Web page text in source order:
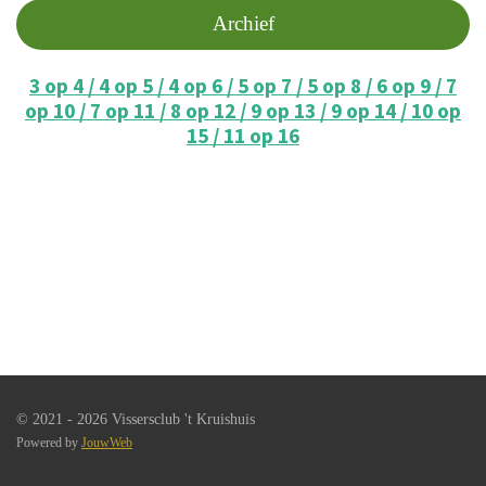
Archief
3 op 4 / 4 op 5 / 4 op 6 / 5 op 7 / 5 op 8 / 6 op 9 / 7
op 10 / 7 op 11 / 8 op 12 / 9 op 13 / 9 op 14 / 10 op
15 / 11 op 16
© 2021 - 2026 Vissersclub 't Kruishuis
Powered by JouwWeb